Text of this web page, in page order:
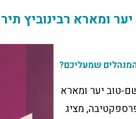
שמעליכם?
טוב יער ומארא
מציג